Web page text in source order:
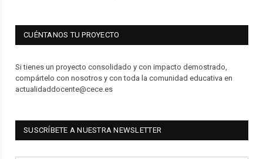
CUÉNTANOS TU PROYECTO
Si tienes un proyecto consolidado y con impacto demostrado,
compártelo con nosotros y con toda la comunidad educativa en
actualidaddocente@cece.es
SUSCRÍBETE A NUESTRA NEWSLETTER